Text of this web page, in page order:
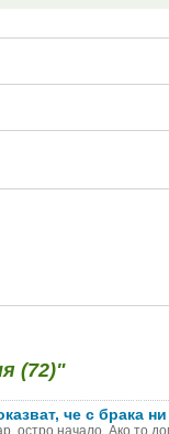
(72)"
че с брака
остро начало. Ако то